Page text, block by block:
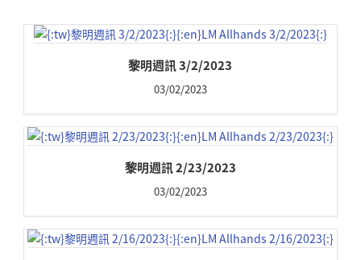
黎明週訊 3/2/2023
03/02/2023
黎明週訊 2/23/2023
03/02/2023